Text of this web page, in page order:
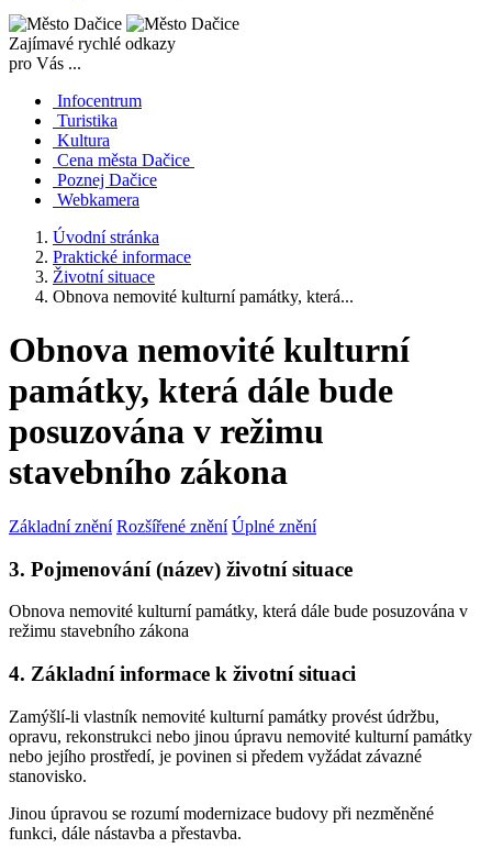
Zajímavé rychlé odkazy
pro Vás ...
Infocentrum
Turistika
Kultura
Cena města Dačice
Poznej Dačice
Webkamera
Úvodní stránka
Praktické informace
Životní situace
Obnova nemovité kulturní památky, která...
Obnova nemovité kulturní
památky, která dále bude
posuzována v režimu
stavebního zákona
Základní znění Rozšířené znění Úplné znění
3. Pojmenování (název) životní situace
Obnova nemovité kulturní památky, která dále bude posuzována v
režimu stavebního zákona
4. Základní informace k životní situaci
Zamýšlí-li vlastník nemovité kulturní památky provést údržbu,
opravu, rekonstrukci nebo jinou úpravu nemovité kulturní památky
nebo jejího prostředí, je povinen si předem vyžádat závazné
stanovisko.
Jinou úpravou se rozumí modernizace budovy při nezměněné
funkci, dále nástavba a přestavba.